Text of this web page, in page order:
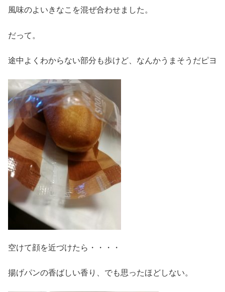
風味のよいきなこを混ぜ合わせました。
だって。
途中よくわからない部分も歩けど、なんかうまそうだピヨ
空けて顔を近づけたら・・・・
揚げパンの香ばしい香り、でも思ったほどしない。